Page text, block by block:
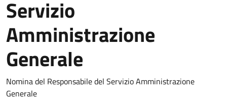
Servizio
Amministrazione
Generale
Nomina del Responsabile del Servizio Amministrazione
Generale